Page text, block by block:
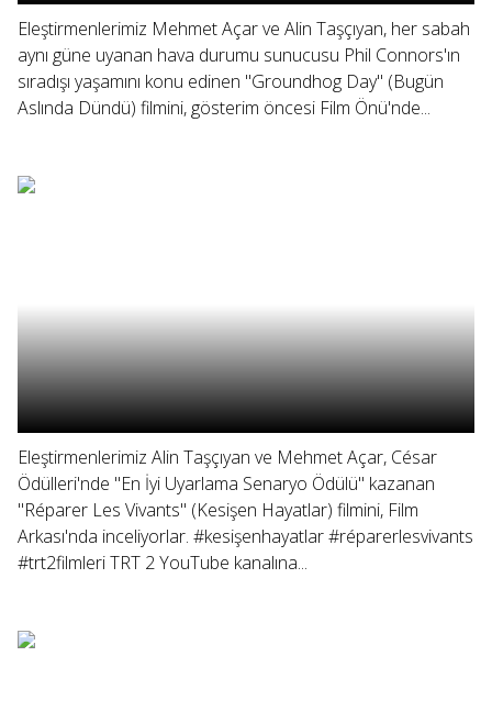
Eleştirmenlerimiz Mehmet Açar ve Alin Taşçıyan, her sabah
aynı güne uyanan hava durumu sunucusu Phil Connors'ın
sıradışı yaşamını konu edinen "Groundhog Day" (Bugün
Aslında Dündü) filmini, gösterim öncesi Film Önü'nde...
Eleştirmenlerimiz Alin Taşçıyan ve Mehmet Açar, César
Ödülleri'nde "En İyi Uyarlama Senaryo Ödülü" kazanan
"Réparer Les Vivants" (Kesişen Hayatlar) filmini, Film
Arkası'nda inceliyorlar. #kesişenhayatlar #réparerlesvivants
#trt2filmleri TRT 2 YouTube kanalına...